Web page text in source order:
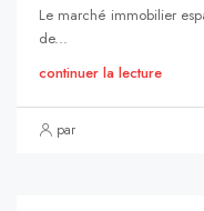
Le marché immobilier
de...
continuer la lecture
par